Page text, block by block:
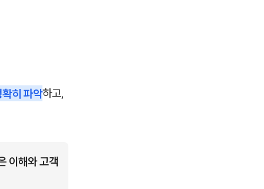
히 파악하고,
이해와 고객